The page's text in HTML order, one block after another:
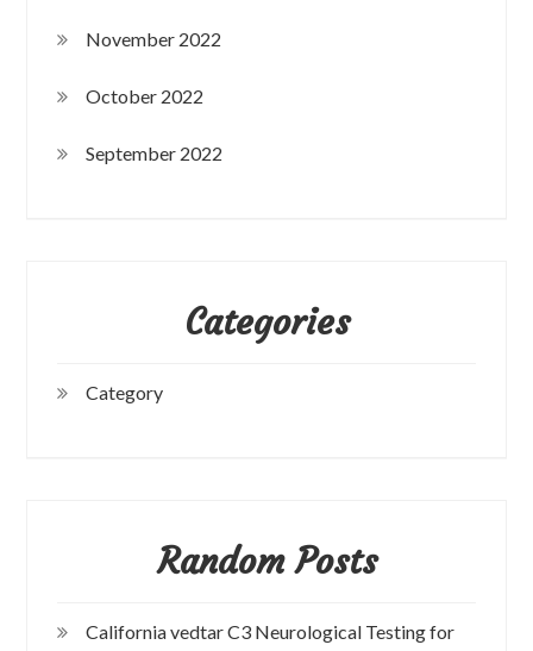
November 2022
October 2022
September 2022
Categories
Category
Random Posts
California vedtar C3 Neurological Testing for